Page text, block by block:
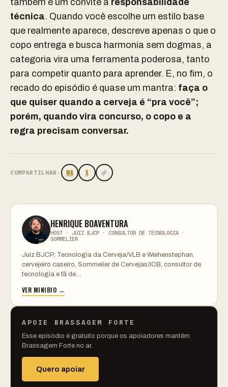
também é um convite à responsabilidade
técnica. Quando você escolhe um estilo base
que realmente aparece, descreve apenas o que o
copo entrega e busca harmonia sem dogmas, a
categoria vira uma ferramenta poderosa, tanto
para competir quanto para aprender. E, no fim, o
recado do episódio é quase um mantra: faça o
que quiser quando a cerveja é “pra você”;
porém, quando vira concurso, o copo e a
regra precisam conversar.
COMPARTILHAR: WA X
HENRIQUE BOAVENTURA
HOST · JUIZ BJCP · CONSULTOR DE TECNOLOGIA ·
SOMMELIER
Juiz BJCP, Tecnologia da Cerveja/VLB e Weihenstephan,
cervejeiro caseiro, Sommelier de Cervejas/ICB, consultor de
tecnologia e fã de…
VER MINIBIO →
APOIE BRASSAGEM FORTE
Esse episódio é gratuito porque os apoiadores mantêm
Brassagem Forte no ar.
Quero apoiar